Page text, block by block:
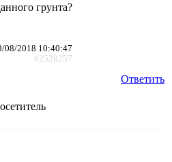
грунта?
08/2018 10:40:47
#2528257
Ответить